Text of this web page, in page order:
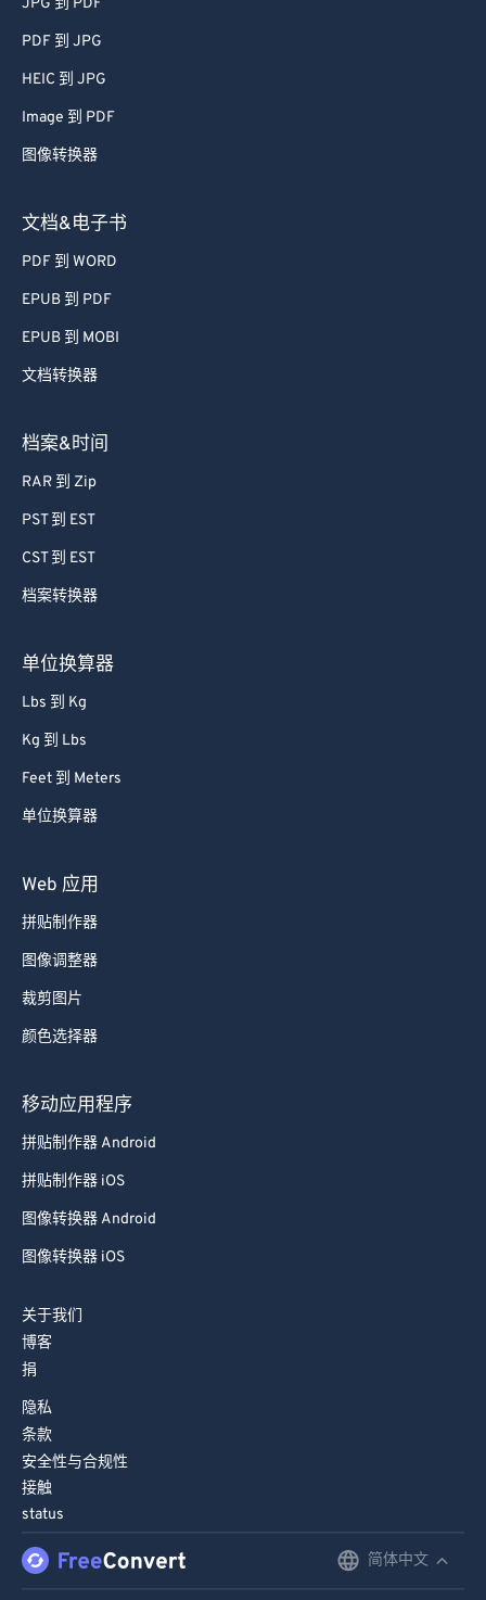
JPG 到 PDF
PDF 到 JPG
HEIC 到 JPG
Image 到 PDF
图像转换器
文档&电子书
PDF 到 WORD
EPUB 到 PDF
EPUB 到 MOBI
文档转换器
档案&时间
RAR 到 Zip
PST 到 EST
CST 到 EST
档案转换器
单位换算器
Lbs 到 Kg
Kg 到 Lbs
Feet 到 Meters
单位换算器
Web 应用
拼贴制作器
图像调整器
裁剪图片
颜色选择器
移动应用程序
拼贴制作器 Android
拼贴制作器 iOS
图像转换器 Android
图像转换器 iOS
关于我们
博客
捐
隐私
条款
安全性与合规性
接触
status
简体中文